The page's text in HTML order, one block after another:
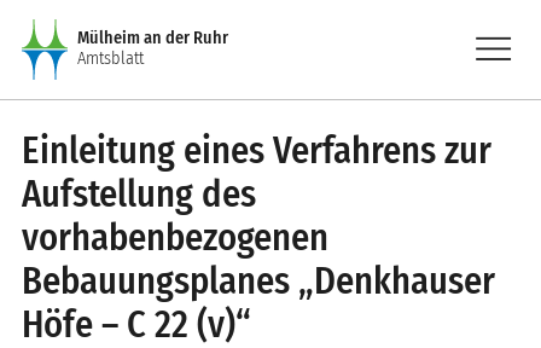
Direkt zum Inhalt
Mülheim an der Ruhr
Amtsblatt
menu
Einleitung eines Verfahrens zur
Aufstellung des
vorhabenbezogenen
Bebauungsplanes „Denkhauser
Höfe – C 22 (v)“